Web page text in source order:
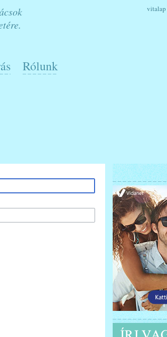
vitalap
Rólunk